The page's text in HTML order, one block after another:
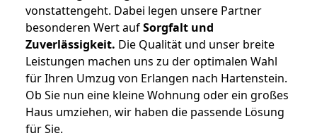
vonstattengeht. Dabei legen unsere Partner
besonderen Wert aufSorgfalt und
Zuverlässigkeit. Die Qualität und unser breite
Leistungen machen uns zu der optimalen Wahl
für Ihren Umzug von Erlangen nach Hartenstein.
Ob Sie nun eine kleine Wohnung oder ein großes
Haus umziehen, wir haben die passende Lösung
für Sie.